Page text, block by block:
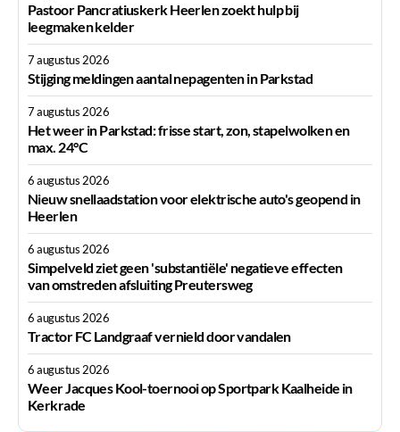
Pastoor Pancratiuskerk Heerlen zoekt hulp bij
leegmaken kelder
7 augustus 2026
Stijging meldingen aantal nepagenten in Parkstad
7 augustus 2026
Het weer in Parkstad: frisse start, zon, stapelwolken en
max. 24°C
6 augustus 2026
Nieuw snellaadstation voor elektrische auto's geopend in
Heerlen
6 augustus 2026
Simpelveld ziet geen 'substantiële' negatieve effecten
van omstreden afsluiting Preutersweg
6 augustus 2026
Tractor FC Landgraaf vernield door vandalen
6 augustus 2026
Weer Jacques Kool-toernooi op Sportpark Kaalheide in
Kerkrade